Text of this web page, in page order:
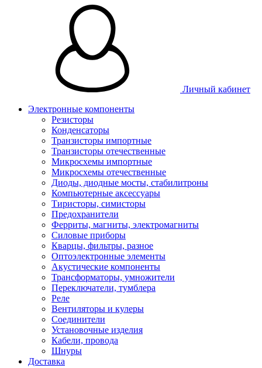
Личный кабинет
Электронные компоненты
Резисторы
Конденсаторы
Транзисторы импортные
Транзисторы отечественные
Микросхемы импортные
Микросхемы отечественные
Диоды, диодные мосты, стабилитроны
Компьютерные аксессуары
Тиристоры, симисторы
Предохранители
Ферриты, магниты, электромагниты
Силовые приборы
Кварцы, фильтры, разное
Оптоэлектронные элементы
Акустические компоненты
Трансформаторы, умножители
Переключатели, тумблера
Реле
Вентиляторы и кулеры
Соединители
Установочные изделия
Кабели, провода
Шнуры
Доставка